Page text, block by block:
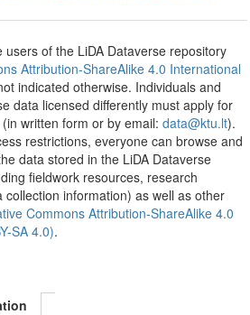
of the LiDA Dataverse repository
Attribution-ShareAlike 4.0 International
indicated otherwise. Individuals and
data licensed differently must apply for
written form or by email: data@ktu.lt).
restrictions, everyone can browse and
data stored in the LiDA Dataverse
fieldwork resources, research
information) as well as other
Commons Attribution-ShareAlike 4.0
SA 4.0).